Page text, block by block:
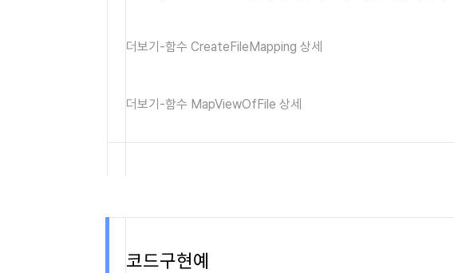
더보기-함수 CreateFileMapping 상세
더보기-함수 MapViewOfFile 상세
코드구현예